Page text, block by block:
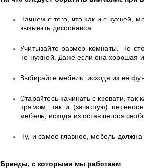
Начнем с того, что как и с кухней,
вызывать диссонанса.
Учитывайте размер комнаты. Не
не нужной. Даже если она хорошая и
Выбирайте мебель, исходя из ее
Старайтесь начинать с кровати, так
прямом, так и (зачастую)
мебель, исходя из оставшегося
Ну, и самое главное, мебель должна
Бренды, с которыми мы работаем